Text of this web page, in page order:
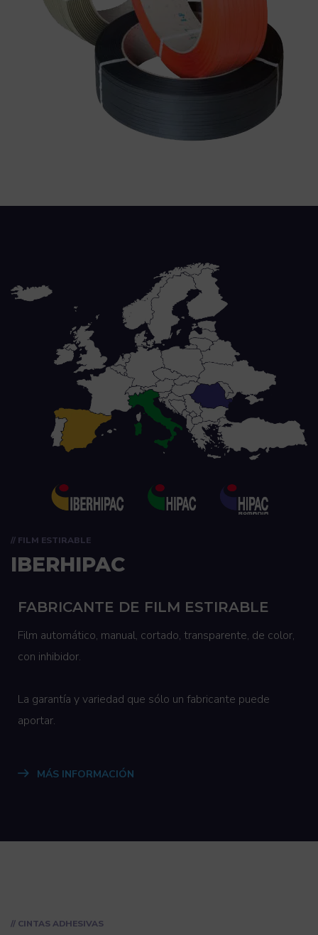
// FILM ESTIRABLE
IBERHIPAC
FABRICANTE DE FILM ESTIRABLE
Film automático, manual, cortado, transparente, de color,
con inhibidor.
La garantía y variedad que sólo un fabricante puede
aportar.
MÁS INFORMACIÓN
// CINTAS ADHESIVAS